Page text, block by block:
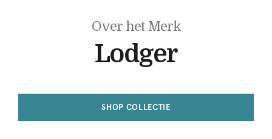
Over het Merk
Lodger
SHOP COLLECTIE